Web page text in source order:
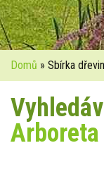
Domů » Sbírka
Arboreta